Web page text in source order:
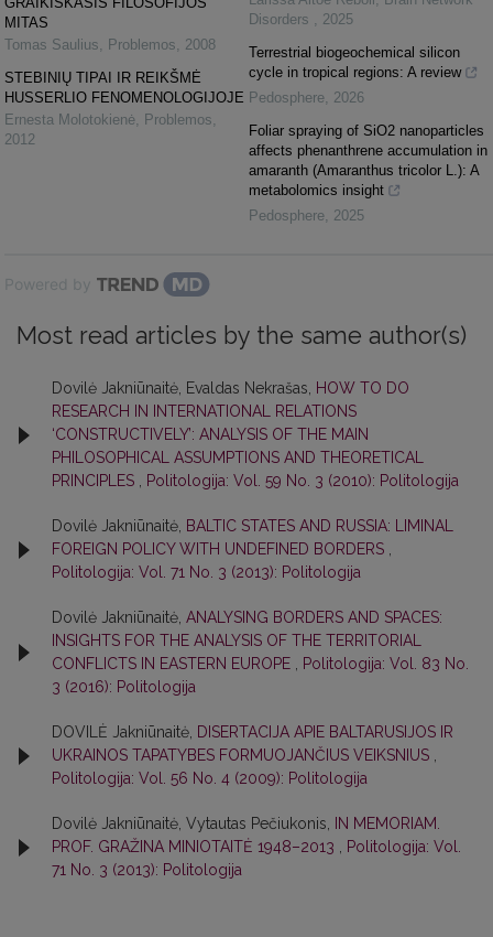
MITAS
Tomas Saulius, Problemos, 2008
STEBINIŲ TIPAI IR REIKŠMĖ
HUSSERLIO FENOMENOLOGIJOJE
Ernesta Molotokienė, Problemos,
2012
Disorders , 2025
Terrestrial biogeochemical silicon
cycle in tropical regions: A review
Pedosphere, 2026
Foliar spraying of SiO2 nanoparticles
affects phenanthrene accumulation in
amaranth (Amaranthus tricolor L.): A
metabolomics insight
Pedosphere, 2025
Powered by
Most read articles by the same author(s)
Dovilė Jakniūnaitė, Evaldas Nekrašas,
HOW TO DO
RESEARCH IN INTERNATIONAL RELATIONS
‘CONSTRUCTIVELY’: ANALYSIS OF THE MAIN
PHILOSOPHICAL ASSUMPTIONS AND THEORETICAL
PRINCIPLES
Politologija: Vol. 59 No. 3 (2010): Politologija
Dovilė Jakniūnaitė, BALTIC STATES AND RUSSIA: LIMINAL
FOREIGN POLICY WITH UNDEFINED BORDERS
Politologija: Vol. 71 No. 3 (2013): Politologija
Dovilė Jakniūnaitė, ANALYSING BORDERS AND SPACES:
INSIGHTS FOR THE ANALYSIS OF THE TERRITORIAL
CONFLICTS IN EASTERN EUROPE
Politologija: Vol. 83 No.
3 (2016): Politologija
DOVILĖ Jakniūnaitė, DISERTACIJA APIE BALTARUSIJOS IR
UKRAINOS TAPATYBES FORMUOJANČIUS VEIKSNIUS
Politologija: Vol. 56 No. 4 (2009): Politologija
Dovilė Jakniūnaitė, Vytautas Pečiukonis,
IN MEMORIAM.
PROF. GRAŽINA MINIOTAITĖ 1948–2013
Politologija: Vol.
71 No. 3 (2013): Politologija